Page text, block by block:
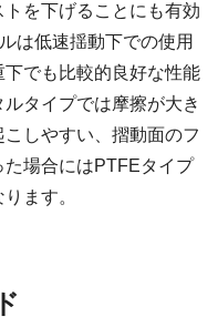
を下げることにも有効
は低速揺動下での使用
でも比較的良好な性能
タイプでは摩擦が大き
しやすい、摺動面のフ
場合にはPTFEタイプ
ます。